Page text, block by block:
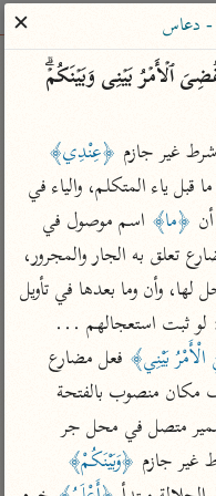
الشرعي
Type
معاصرة
الميسر
المختصر في
التفسير
تفسير السعدي
أيسر التفاسير
- دعاس
✕
غير جازم ﴿عِنْدِي﴾
﴿ما﴾
بَيْنِي﴾
المقدرة على ما قبل ياء المتكلم، والياء ضمير متصل في محل جر
غير جازم ﴿وَبَيْنَكُمْ﴾